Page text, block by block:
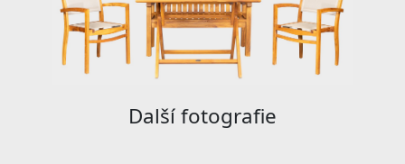
Další fotografie